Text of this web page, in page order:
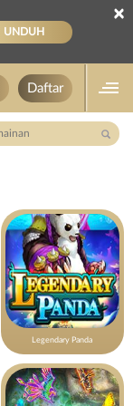
UNDUH
×
Daftar
Legendary Panda